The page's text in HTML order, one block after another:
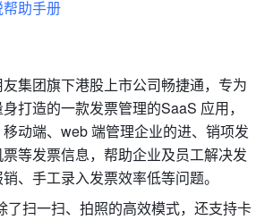
助手册
集团旗下港股上市公司畅捷通，专为
打造的一款发票管理的SaaS 应用，
动端、web 端管理企业的进、销项发
等发票信息，帮助企业及员工解决发
、手工录入发票效率低等问题。
了扫一扫、拍照的高效模式，还支持卡